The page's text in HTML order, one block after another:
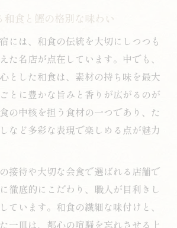
和食と鰹の格別な味わい
には、和食の伝統を大切にしつつも
た名店が点在しています。中でも、
とした和食は、素材の持ち味を最大
とに豊かな旨みと香りが広がるのが
の中核を担う食材の一つであり、た
など多彩な表現で楽しめる点が魅力
接待や大切な会食で選ばれる店舗で
徹底的にこだわり、職人が目利きし
ています。和食の繊細な味付けと、
一皿は、都心の喧騒を忘れさせる上